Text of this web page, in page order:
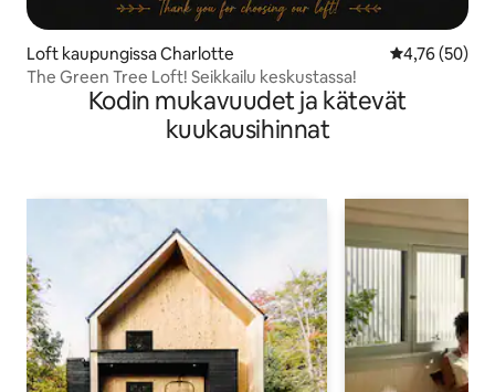
Loft kaupungissa Charlotte
4,76 (50)
The Green Tree Loft! Seikkailu keskustassa!
Kodin mukavuudet ja kätevät
kuukausihinnat